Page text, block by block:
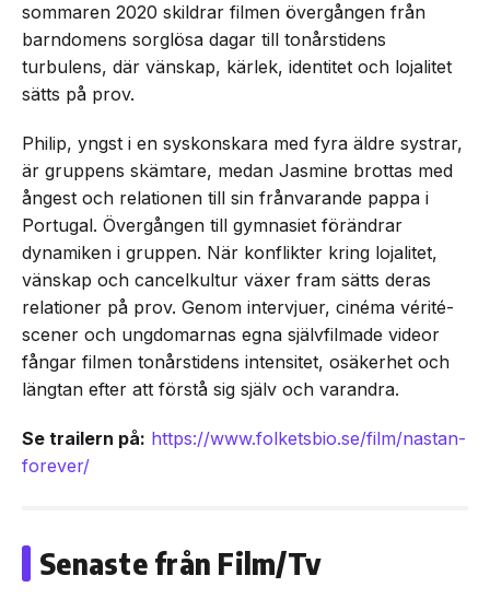
sommaren 2020 skildrar filmen övergången från
barndomens sorglösa dagar till tonårstidens
turbulens, där vänskap, kärlek, identitet och lojalitet
sätts på prov.
Philip, yngst i en syskonskara med fyra äldre systrar,
är gruppens skämtare, medan Jasmine brottas med
ångest och relationen till sin frånvarande pappa i
Portugal. Övergången till gymnasiet förändrar
dynamiken i gruppen. När konflikter kring lojalitet,
vänskap och cancelkultur växer fram sätts deras
relationer på prov. Genom intervjuer, cinéma vérité-
scener och ungdomarnas egna självfilmade videor
fångar filmen tonårstidens intensitet, osäkerhet och
längtan efter att förstå sig själv och varandra.
Se trailern på: https://www.folketsbio.se/film/nastan-
forever/
Senaste från Film/Tv